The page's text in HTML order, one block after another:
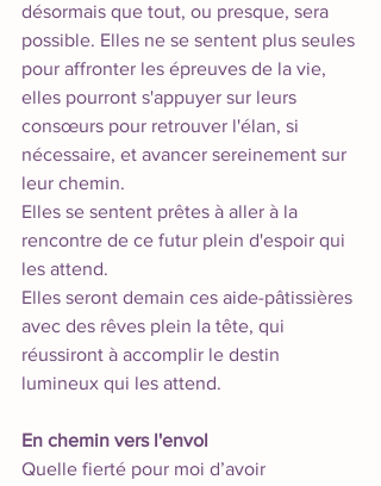
désormais que tout, ou presque, sera
possible. Elles ne se sentent plus seules
pour affronter les épreuves de la vie,
elles pourront s'appuyer sur leurs
consœurs pour retrouver l'élan, si
nécessaire, et avancer sereinement sur
leur chemin.
Elles se sentent prêtes à aller à la
rencontre de ce futur plein d'espoir qui
les attend.
Elles seront demain ces aide-pâtissières
avec des rêves plein la tête, qui
réussiront à accomplir le destin
lumineux qui les attend.
En chemin vers l'envol
Quelle fierté pour moi d’avoir